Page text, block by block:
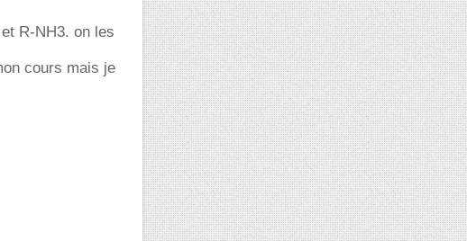
R-NH3. on les
cours mais je